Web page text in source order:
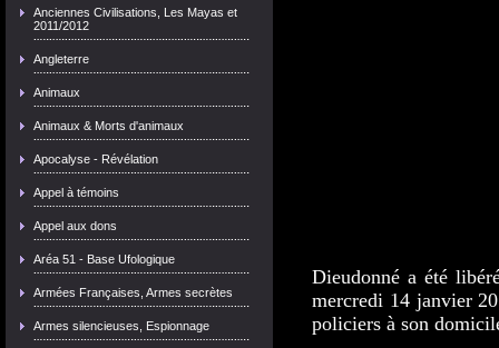
Anciennes Civilisations, Les Mayas et
2011/2012
Angleterre
Animaux
Animaux & Morts d'animaux
Apocalyse - Révélation
Appel à témoins
Appel aux dons
Aréa 51 - Base Ufologique
Armées Françaises, Armes secrètes
Armes silencieuses, Espionnage
Dieudonné a été
mercredi 14 janvier
policiers à son